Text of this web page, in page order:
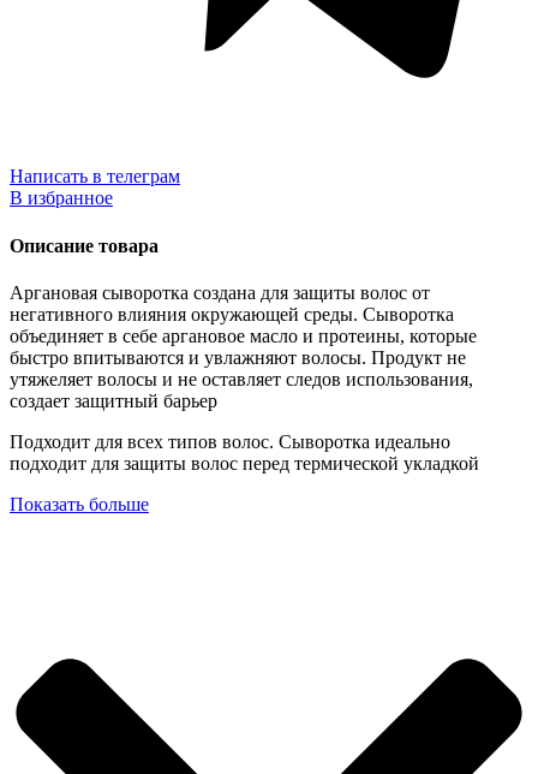
Написать в телеграм
В избранное
Описание товара
Аргановая сыворотка создана для защиты волос от
негативного влияния окружающей среды. Сыворотка
объединяет в себе аргановое масло и протеины, которые
быстро впитываются и увлажняют волосы. Продукт не
утяжеляет волосы и не оставляет следов использования,
создает защитный барьер
Подходит для всех типов волос. Сыворотка идеально
подходит для защиты волос перед термической укладкой
Показать больше